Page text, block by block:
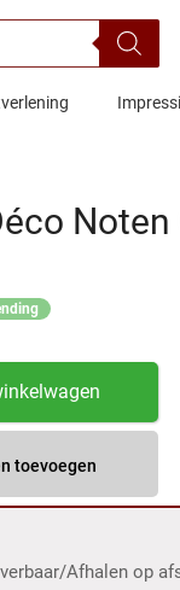
Noten
toevoegen
Afhalen op